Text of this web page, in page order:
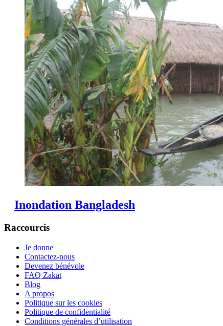
Inondation Bangladesh
Raccourcis
Je donne
Contactez-nous
Devenez bénévole
FAQ Zakat
Blog
A propos
Politique sur les cookies
Politique de confidentialité
Conditions générales d’utilisation